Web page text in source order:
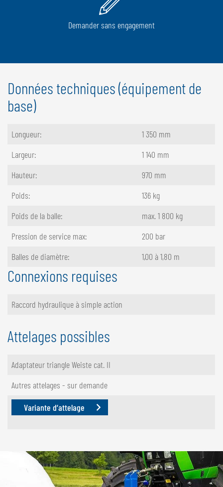
Demander sans engagement
Données techniques (équipement de
base)
Longueur:
1 350 mm
Largeur:
1 140 mm
Hauteur:
970 mm
Poids:
136 kg
Poids de la balle:
max. 1 800 kg
Pression de service max:
200 bar
Balles de diamètre:
1,00 à 1,80 m
Connexions requises
Raccord hydraulique à simple action
Attelages possibles
Adaptateur triangle Weiste cat. II
Autres attelages - sur demande
Variante d‘attelage